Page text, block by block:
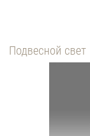
Подвесной свет